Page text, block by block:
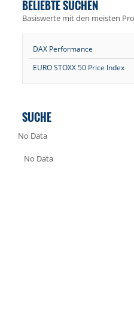
BELIEBTE SUCHEN
Basiswerte mit den meisten
DAX Performance
EURO STOXX 50 Price Index
SUCHE
No Data
No Data